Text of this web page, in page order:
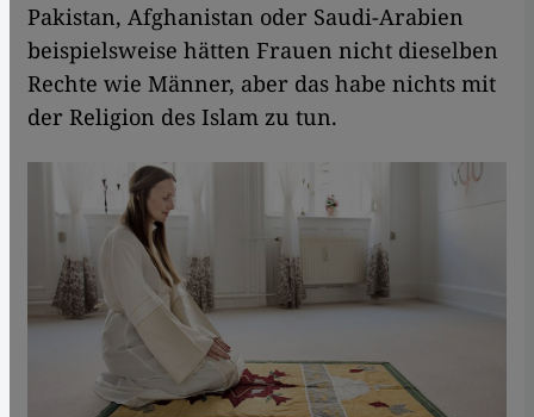
Pakistan, Afghanistan oder Saudi-Arabien
beispielsweise hätten Frauen nicht dieselben
Rechte wie Männer, aber das habe nichts mit
der Religion des Islam zu tun.